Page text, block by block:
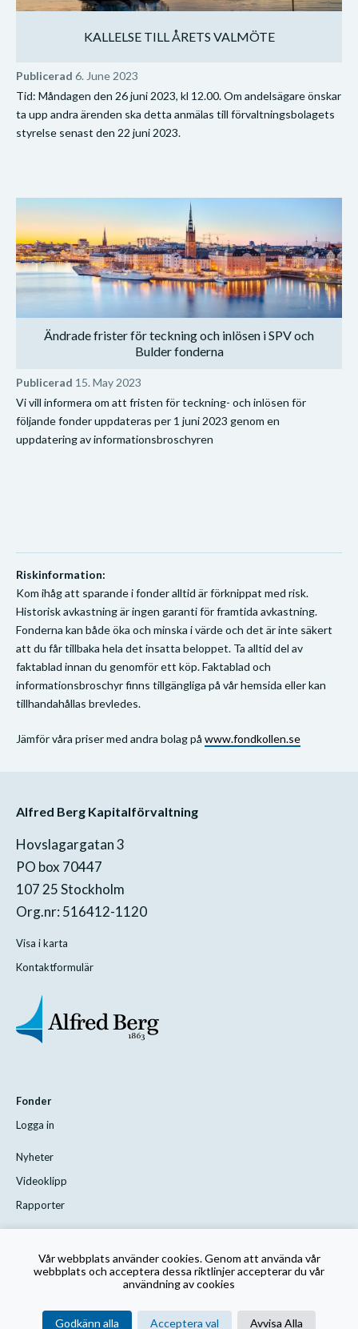
KALLELSE TILL ÅRETS VALMÖTE
Publicerad 6. June 2023
Tid: Måndagen den 26 juni 2023, kl 12.00. Om andelsägare önskar
ta upp andra ärenden ska detta anmälas till förvaltningsbolagets
styrelse senast den 22 juni 2023.
Ändrade frister för teckning och inlösen i SPV och
Bulder fonderna
Publicerad 15. May 2023
Vi vill informera om att fristen för teckning- och inlösen för
följande fonder uppdateras per 1 juni 2023 genom en
uppdatering av informationsbroschyren
Riskinformation:
Kom ihåg att sparande i fonder alltid är förknippat med risk.
Historisk avkastning är ingen garanti för framtida avkastning.
Fonderna kan både öka och minska i värde och det är inte säkert
att du får tillbaka hela det insatta beloppet. Ta alltid del av
faktablad innan du genomför ett köp. Faktablad och
informationsbroschyr finns tillgängliga på vår hemsida eller kan
tillhandahållas brevledes.
Jämför våra priser med andra bolag på www.fondkollen.se
Alfred Berg Kapitalförvaltning
Hovslagargatan 3
PO box 70447
107 25 Stockholm
Org.nr: 516412-1120
Visa i karta
Kontaktformulär
Fonder
Logga in
Nyheter
Videoklipp
Rapporter
Kontakta oss
Vår webbplats använder cookies. Genom att använda vår
webbplats och acceptera dessa riktlinjer accepterar du vår
användning av cookies
Godkänn alla Acceptera val Avvisa Alla